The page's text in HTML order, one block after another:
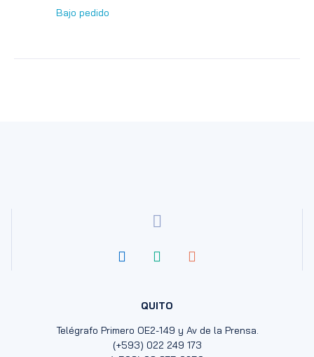
Bajo pedido
QUITO
Telégrafo Primero OE2-149 y Av de la Prensa.
(+593) 022 249 173